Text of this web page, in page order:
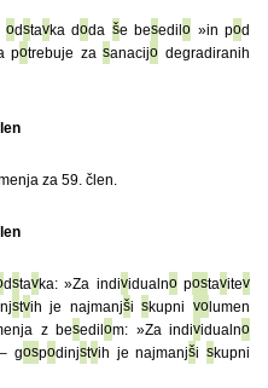
odstavka doda še besedilo »in pod
potrebuje zasanacijo degradiranih
za 59. člen.
dstavka: »Za individualnopostavitev
stvih je najmanjšiskupnivolumen
z besedilom: »Za individualno
gospodinjstvih je najmanjšiskupni